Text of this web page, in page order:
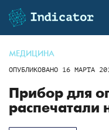
МЕДИЦИНА
ОПУБЛИКОВАНО 16 МАРТА
Прибор для
распечатали